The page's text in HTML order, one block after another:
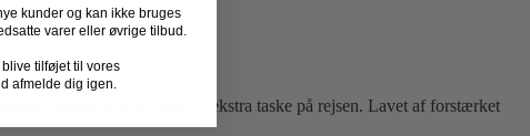
shopping eller som en ekstra taske på rejsen. Lavet af forstærket
kunder og kan ikke bruges
varer eller øvrige tilbud.
tilføjet til vores
afmelde dig igen.